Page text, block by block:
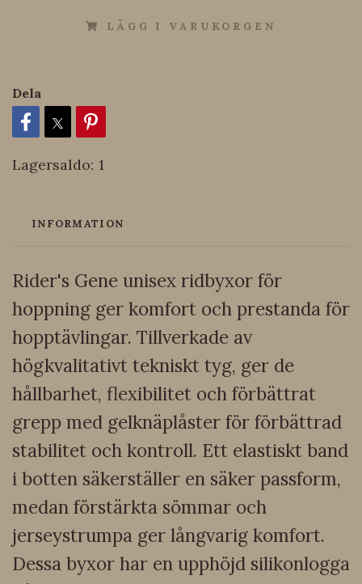
LÄGG I VARUKORGEN
Dela
Lagersaldo: 1
INFORMATION
Rider's Gene unisex ridbyxor för
hoppning ger komfort och prestanda för
hopptävlingar. Tillverkade av
högkvalitativt tekniskt tyg, ger de
hållbarhet, flexibilitet och förbättrat
grepp med gelknäplåster för förbättrad
stabilitet och kontroll. Ett elastiskt band
i botten säkerställer en säker passform,
medan förstärkta sömmar och
jerseystrumpa ger långvarig komfort.
Dessa byxor har en upphöjd silikonlogga